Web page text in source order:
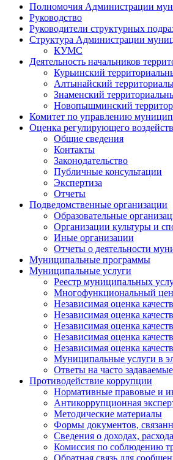
Полномочия Администрации
Руководство
Руководители структурных
Структура Администрации
КУМС
Деятельность начальников
Курьинский
Алтынайский
Знаменский
Новопышминский
Комитет по управлению
Оценка регулирующего
Общие сведения
Контакты
Законодательство
Публичные консультации
Экспертиза
Отчеты
Подведомственные организации
Образовательные
Организации культуры и
Иные организации
Отчеты о деятельности
Муниципальные программы
Муниципальные услуги
Реестр муниципальных
Многофункциональный
Независимая оценка
Независимая оценка
Независимая оценка
Независимая оценка
Независимая оценка
Муниципальные услуги в
Ответы на часто
Противодействие коррупции
Нормативные правовые и
Антикоррупционная
Методические материалы
Формы документов,
Сведения о доходах,
Комиссия по соблюдению
Обратная связь для